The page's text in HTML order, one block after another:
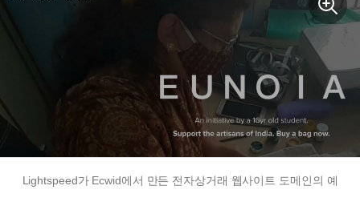
Lightspeed가 Ecwid에서 만든 전자상거래 웹사이트 도메인의 예